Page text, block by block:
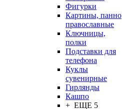
Фигурки
Картины, панно
православные
Ключницы,
полки
Подставки для
телефона
Куклы
сувенирные
Гирлянды
Кашпо
+ ЕЩЕ 5